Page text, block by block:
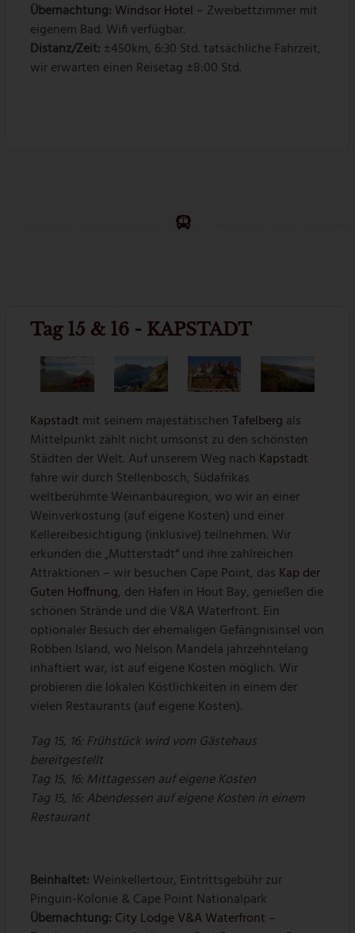
Übernachtung: Windsor Hotel – Zweibettzimmer mit
eigenem Bad. Wifi verfügbar.
Distanz/Zeit: ±450km, 6:30 Std. tatsächliche Fahrzeit,
wir erwarten einen Reisetag ±8:00 Std.
Tag 15 & 16 - KAPSTADT
Kapstadt mit seinem majestätischenTafelberg als
Mittelpunkt zählt nicht umsonst zu den schönsten
Städten der Welt. Auf unserem Weg nach Kapstadt
fahre wir durch Stellenbosch, Südafrikas
weltberühmte Weinanbauregion, wo wir an einer
Weinverkostung (auf eigene Kosten) und einer
Kellereibesichtigung (inklusive) teilnehmen. Wir
erkunden die „Mutterstadt“ und ihre zahlreichen
Attraktionen – wir besuchen Cape Point, das Kap der
Guten Hoffnung, den Hafen in Hout Bay, genießen die
schönen Strände und die V&A Waterfront. Ein
optionaler Besuch der ehemaligen Gefängnisinsel von
Robben Island, wo Nelson Mandela jahrzehntelang
inhaftiert war, ist auf eigene Kosten möglich. Wir
probieren die lokalen Köstlichkeiten in einem der
vielen Restaurants (auf eigene Kosten).
Tag 15, 16: Frühstück wird vom Gästehaus
bereitgestellt
Tag 15, 16: Mittagessen auf eigene Kosten
Tag 15, 16: Abendessen auf eigene Kosten in einem
Restaurant
Beinhaltet: Weinkellertour, Eintrittsgebühr zur
Pinguin-Kolonie & Cape Point Nationalpark
Übernachtung: City Lodge V&A Waterfront –